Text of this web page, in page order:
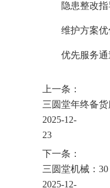
隐患整改
维护方案
优先服务
上一条：
三圆堂年终备
2025-12-
23
下一条：
三圆堂机械：
2025-12-